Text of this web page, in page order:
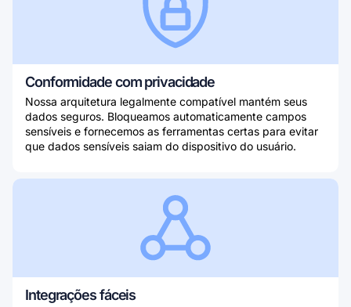
Conformidade com privacidade
Nossa arquitetura legalmente compatível mantém seus
dados seguros. Bloqueamos automaticamente campos
sensíveis e fornecemos as ferramentas certas para evitar
que dados sensíveis saiam do dispositivo do usuário.
Integrações fáceis